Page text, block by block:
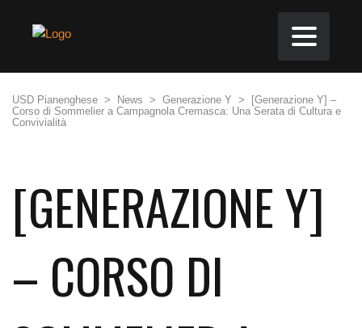
USD Pianenghese > News > Generazione Y >
[Generazione Y] –
Corso di Sommelier a Campagnola Cremasca: Una Serata di Cultura e
Convivialità
[GENERAZIONE Y]
– CORSO DI